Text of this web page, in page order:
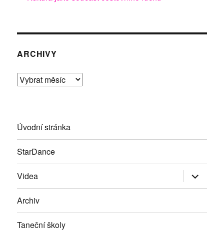
ARCHIVY
Archivy
Úvodní stránka
StarDance
Videa Zobrazit
položky
Archiv
Taneční školy